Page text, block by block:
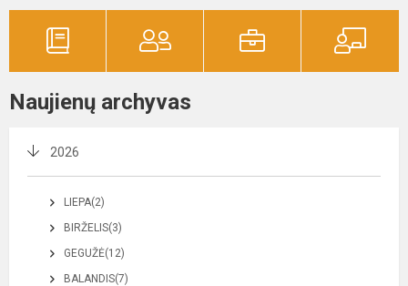
Naujienų archyvas
2026
LIEPA(2)
BIRŽELIS(3)
GEGUŽĖ(12)
BALANDIS(7)